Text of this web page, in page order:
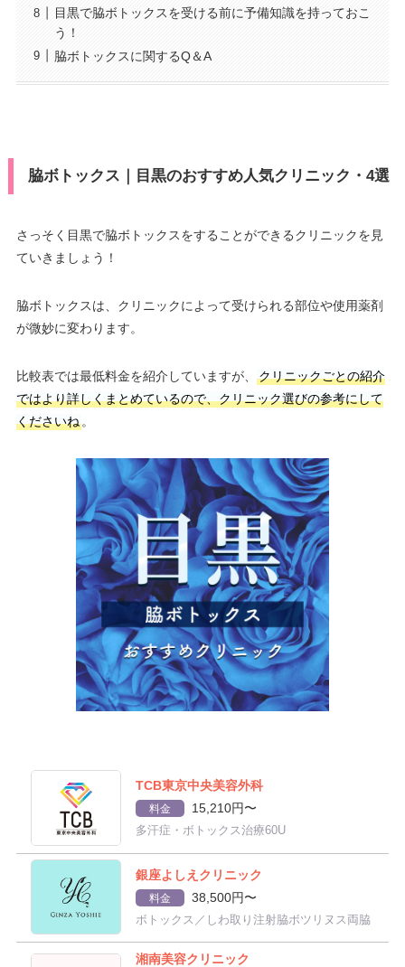
目黒で脇ボトックスを受ける前に予備知識を持っておこ
う！
脇ボトックスに関するQ＆A
脇ボトックス｜目黒のおすすめ人気クリニック・4選
さっそく目黒で脇ボトックスをすることができるクリニックを見
ていきましょう！
脇ボトックスは、クリニックによって受けられる部位や使用薬剤
が微妙に変わります。
比較表では最低料金を紹介していますが、
クリニックごとの紹介
ではより詳しくまとめているので、クリニック選びの参考にして
くださいね。
TCB東京中央美容外科
料金 15,210円〜
多汗症・ボトックス治療60U
銀座よしえクリニック
料金 38,500円〜
ボトックス／しわ取り注射脇ボツリヌス両脇
湘南美容クリニック